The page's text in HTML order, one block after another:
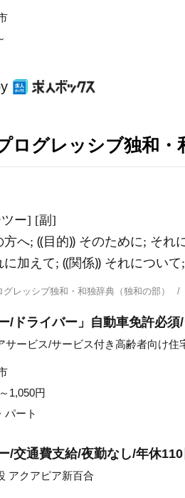
ログレッシブ独和・
ー] [副]
へ; ⸨目的⸩ そのために; それ
加えて; ⸨関係⸩ それについて
レッシブ独和・和独辞典（独和の部）
/ドライバー」自動車免許必
サービス/サービス付き高齢者向け住
1,050円
パート
/交通費支給/夜勤なし/年休
アクアピア新百合